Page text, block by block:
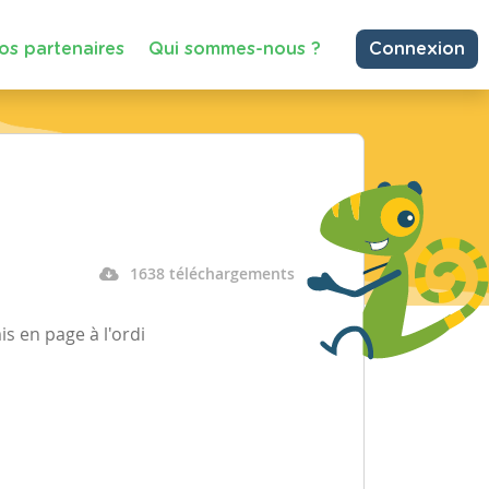
partenaires Qui sommes-nous ? Connexion
1638 téléchargements
en page à l'ordi